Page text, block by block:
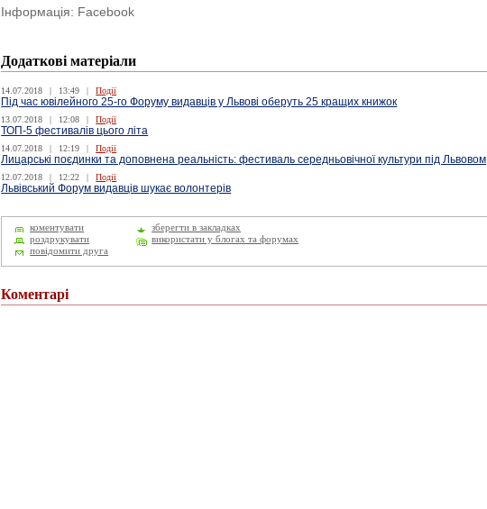
Інформація: Facebook
Додаткові матеріали
14.07.2018 | 13:49 | Події
Під час ювілейного 25-го Форуму видавців у Львові оберуть 25 кращих книжок
13.07.2018 | 12:08 | Події
ТОП-5 фестивалів цього літа
14.07.2018 | 12:19 | Події
Лицарські поєдинки та доповнена реальність: фестиваль середньовічної культури під Львовом
12.07.2018 | 12:22 | Події
Львівський Форум видавців шукає волонтерів
коментувати
зберегти в закладках
роздрукувати
використати у блогах та форумах
повідомити друга
Коментарі